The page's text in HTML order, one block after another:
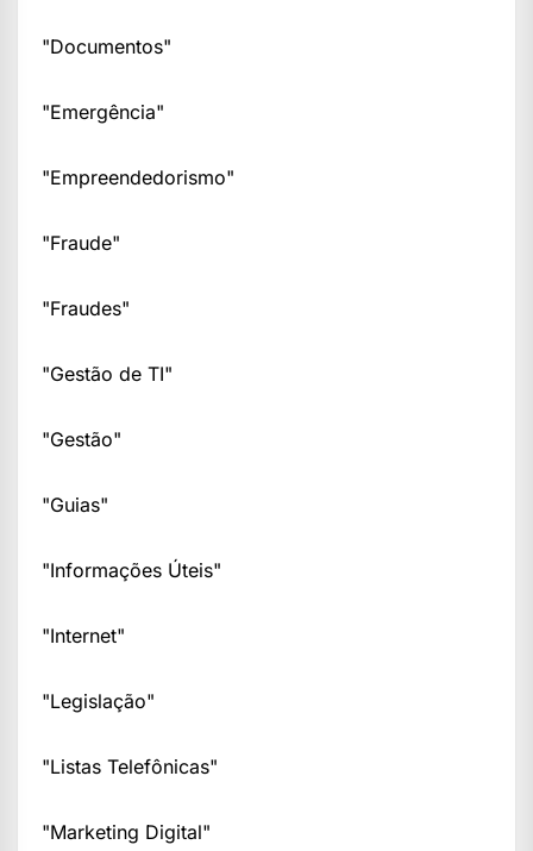
"Documentos"
"Emergência"
"Empreendedorismo"
"Fraude"
"Fraudes"
"Gestão de TI"
"Gestão"
"Guias"
"Informações Úteis"
"Internet"
"Legislação"
"Listas Telefônicas"
"Marketing Digital"